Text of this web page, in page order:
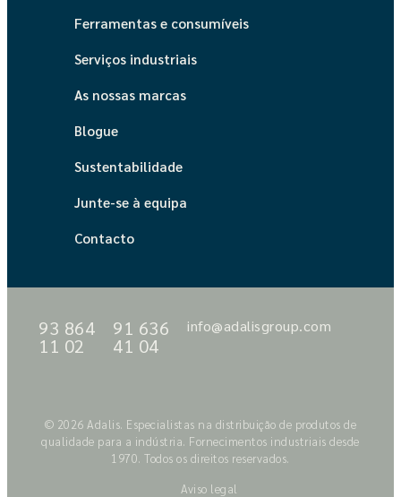
Ferramentas e consumíveis
Serviços industriais
As nossas marcas
Blogue
Sustentabilidade
Junte-se à equipa
Contacto
93 864
11 02
91 636
41 04
info@adalisgroup.com
© 2026 Adalis. Especialistas na distribuição de produtos de
qualidade para a indústria. Fornecimentos industriais desde
1970. Todos os direitos reservados.
Aviso legal